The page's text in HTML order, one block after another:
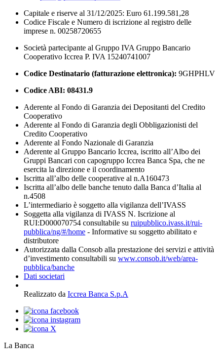
Capitale e riserve al 31/12/2025: Euro 61.199.581,28
Codice Fiscale e Numero di iscrizione al registro delle
imprese n. 00258720655
Società partecipante al Gruppo IVA Gruppo Bancario
Cooperativo Iccrea P. IVA 15240741007
Codice Destinatario (fatturazione elettronica): 9GHPHLV
Codice ABI: 08431.9
Aderente al Fondo di Garanzia dei Depositanti del Credito
Cooperativo
Aderente al Fondo di Garanzia degli Obbligazionisti del
Credito Cooperativo
Aderente al Fondo Nazionale di Garanzia
Aderente al Gruppo Bancario Iccrea, iscritto all’Albo dei
Gruppi Bancari con capogruppo Iccrea Banca Spa, che ne
esercita la direzione e il coordinamento
Iscritta all’albo delle cooperative al n.A160473
Iscritta all’albo delle banche tenuto dalla Banca d’Italia al
n.4508
L’intermediario è soggetto alla vigilanza dell’IVASS
Soggetta alla vigilanza di IVASS N. Iscrizione al
RUI:D000070754 consultabile su ruipubblico.ivass.it/rui-
pubblica/ng/#/home - Informative su soggetto abilitato e
distributore
Autorizzata dalla Consob alla prestazione dei servizi e attività
d’investimento consultabili su www.consob.it/web/area-
pubblica/banche
Dati societari
Realizzato da Iccrea Banca S.p.A
La Banca